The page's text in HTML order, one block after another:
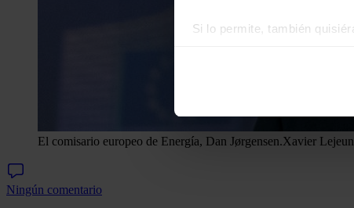
Si lo permite, también
Las cookies de este sitio
El comisario europeo de Energía, Dan Jørgensen.Xavier
Ningún comentario